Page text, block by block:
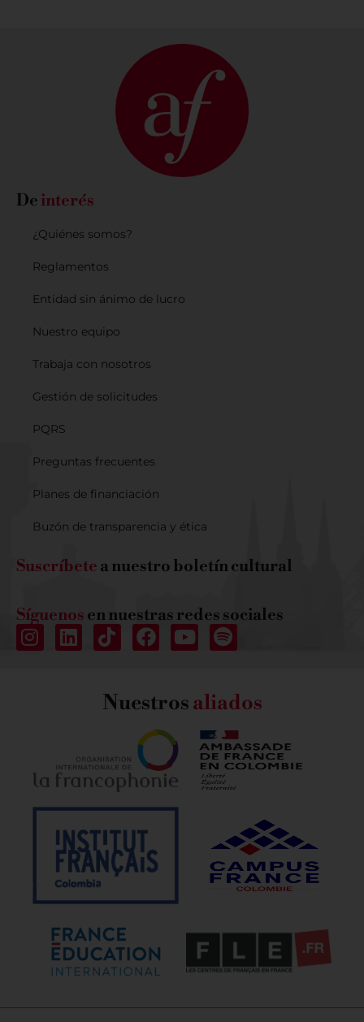
De interés
¿Quiénes somos?
Reglamentos
Entidad sin ánimo de lucro
Nuestro equipo
Trabaja con nosotros
Gestión de solicitudes
PQRS
Preguntas frecuentes
Planes de financiación
Buzón de transparencia y ética
Suscríbete a nuestro boletín cultural
Síguenos en nuestras redes sociales
Nuestrosaliados